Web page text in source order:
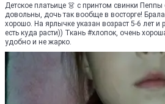
Детское платьице 👗 с принтом свинки
довольны, дочь так вообще в восторге!
хорошо. На ярлычке указан возраст 5-6 лет и
есть куда расти)) Ткань #хлопок, очень
удобно и не жарко.